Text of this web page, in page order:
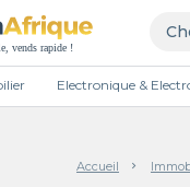
Electronique &
Accueil